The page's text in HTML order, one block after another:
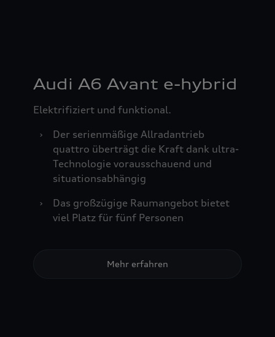
Audi A6 Avant e-hybrid
Elektrifiziert und funktional.
›
Der serienmäßige Allradantrieb
quattro überträgt die Kraft dank ultra-
Technologie vorausschauend und
situationsabhängig
›
Das großzügige Raumangebot bietet
viel Platz für fünf Personen
Mehr erfahren